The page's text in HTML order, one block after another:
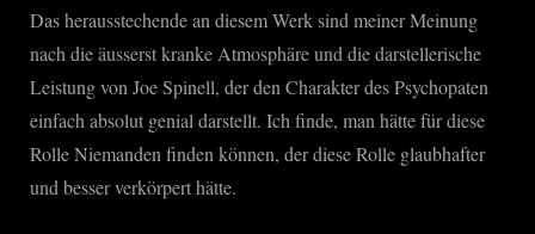
Das herausstechende an diesem Werk sind meiner Meinung
nach die äusserst kranke Atmosphäre und die darstellerische
Leistung von Joe Spinell, der den Charakter des Psychopaten
einfach absolut genial darstellt. Ich finde, man hätte für diese
Rolle Niemanden finden können, der diese Rolle glaubhafter
und besser verkörpert hätte.